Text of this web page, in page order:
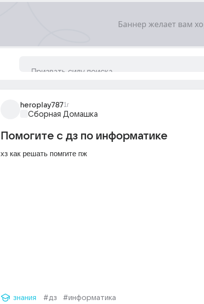
heroplay7871г
Сборная Домашка
Помогите с дз по информатике
хз как решать помгите пж
знания #дз #информатика